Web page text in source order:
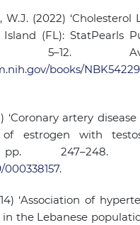
(2022) ‘Cholesterol
(FL): StatPearls
5–12.
books/
‘Coronary artery
estrogen with
pp. 247–248.
000338157.
‘Association of
the Lebanese